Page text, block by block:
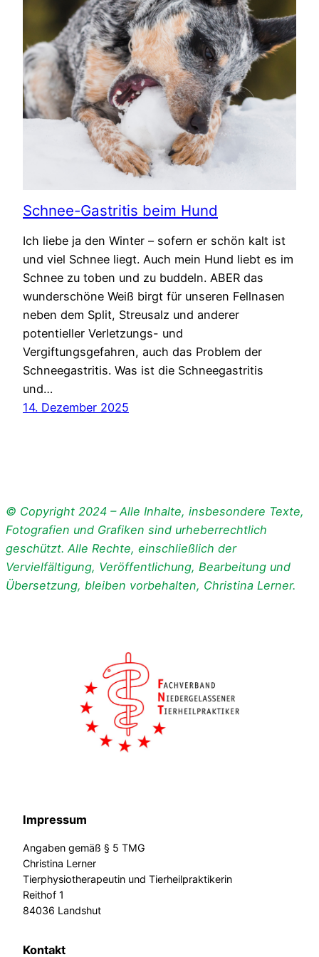
Schnee-Gastritis beim Hund
Ich liebe ja den Winter – sofern er schön kalt ist
und viel Schnee liegt. Auch mein Hund liebt es im
Schnee zu toben und zu buddeln. ABER das
wunderschöne Weiß birgt für unseren Fellnasen
neben dem Split, Streusalz und anderer
potentieller Verletzungs- und
Vergiftungsgefahren, auch das Problem der
Schneegastritis. Was ist die Schneegastritis
und…
14. Dezember 2025
© Copyright 2024 – Alle Inhalte, insbesondere Texte,
Fotografien und Grafiken sind urheberrechtlich
geschützt. Alle Rechte, einschließlich der
Vervielfältigung, Veröffentlichung, Bearbeitung und
Übersetzung, bleiben vorbehalten, Christina Lerner.
Impressum
Angaben gemäß § 5 TMG
Christina Lerner
Tierphysiotherapeutin und Tierheilpraktikerin
Reithof 1
84036 Landshut
Kontakt